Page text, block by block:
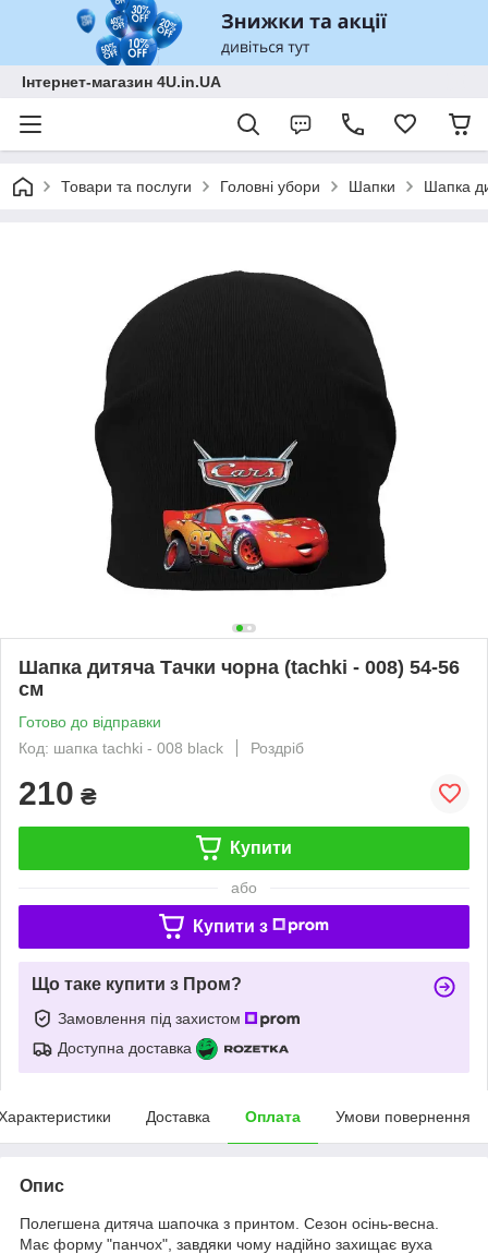
Інтернет-магазин 4U.in.UA
Товари та послуги Головні убори Шапки Шапка
Шапка дитяча Тачки чорна (tachki - 008) 54-56
см
Готово до відправки
Код: шапка tachki - 008 black
Роздріб
210 ₴
Купити
або
Купити з
Що таке купити з Пром?
Замовлення під захистом
Доступна доставка
Доставка Оплата Умови повернення
Опис
Полегшена дитяча шапочка з принтом. Сезон осінь-весна.
Має форму "панчох", завдяки чому надійно захищає вуха